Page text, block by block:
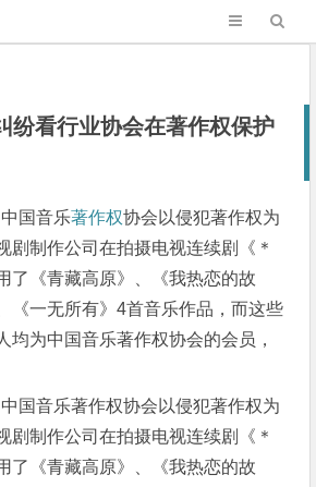
纷看行业协会在著作权保护
国音乐著作权协会以侵犯著作权为
剧制作公司在拍摄电视连续剧《＊
了《青藏高原》、《我热恋的故
《一无所有》4首音乐作品，而这些
均为中国音乐著作权协会的会员，
国音乐著作权协会以侵犯著作权为
剧制作公司在拍摄电视连续剧《＊
了《青藏高原》、《我热恋的故